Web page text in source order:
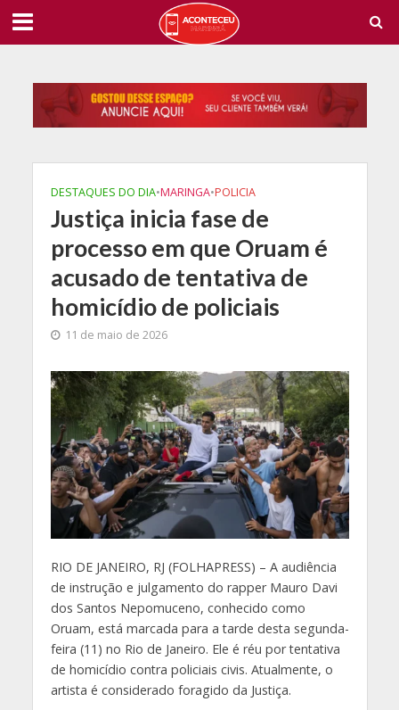
DESTAQUES DO DIA•MARINGA•POLICIA
Justiça inicia fase de
processo em que Oruam é
acusado de tentativa de
homicídio de policiais
11 de maio de 2026
RIO DE JANEIRO, RJ (FOLHAPRESS) – A audiência
de instrução e julgamento do rapper Mauro Davi
dos Santos Nepomuceno, conhecido como
Oruam, está marcada para a tarde desta segunda-
feira (11) no Rio de Janeiro. Ele é réu por tentativa
de homicídio contra policiais civis. Atualmente, o
artista é considerado foragido da Justiça.